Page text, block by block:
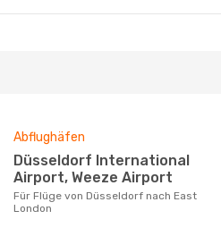
Abflughäfen
Düsseldorf International
Airport, Weeze Airport
Für Flüge von Düsseldorf nach East
London